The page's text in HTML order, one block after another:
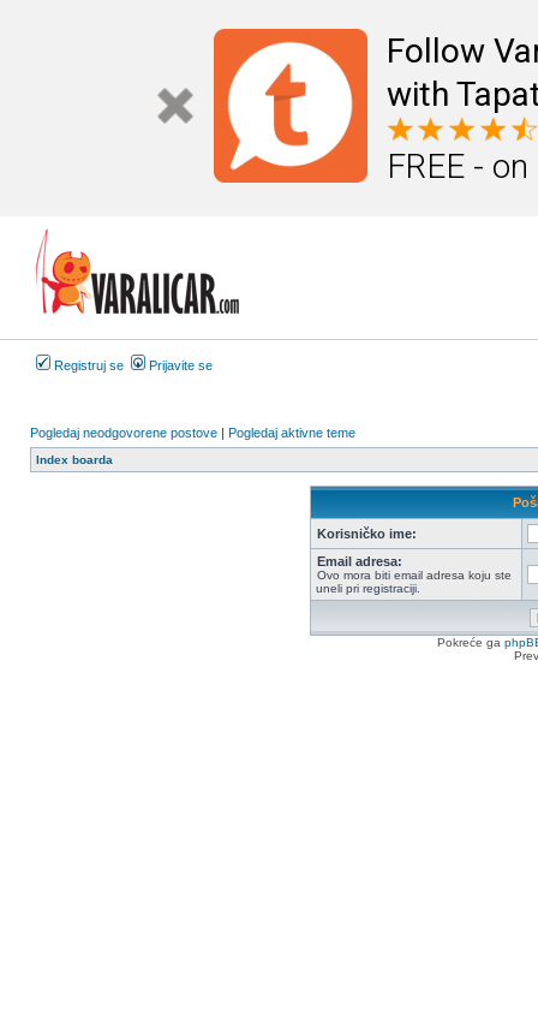
Follow
with
FREE -
Registruj se Prijavite se
Pogledaj neodgovorene postove | Pogledaj aktivne teme
Index boarda
Korisničko ime:
Email adresa:
Ovo mora biti email adresa koju ste
uneli pri registraciji.
Pokreće ga